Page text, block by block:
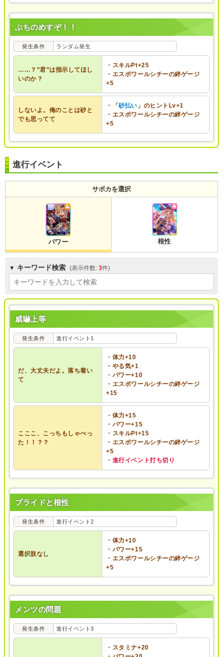
ぶちのめすぞ！！
発生条件 ランダム発生
……？”君”は指示してほし
いのか？
・スキルPt+25
・エスポワールシチーの絆ゲージ
+5
しないよ。俺のことは砂と
でも思ってて
・「砂払い 」のヒントLv+1
・エスポワールシチーの絆ゲージ
+5
進行イベント
サポカを選択
パワー 根性
キーワード検索 3
威嚇上等
発生条件 進行イベント1
だ、大丈夫だよ。落ち着い
て
・体力+10
・やる気+1
・パワー+10
・エスポワールシチーの絆ゲージ
+15
こここ、こっちもしゃべっ
た！！？？
・体力+15
・パワー+15
・スキルPt+15
・エスポワールシチーの絆ゲージ
+5
・ 進行イベント打ち切り
プライドと根性
発生条件 進行イベント2
選択肢なし
・体力+10
・パワー+15
・エスポワールシチーの絆ゲージ
+5
メンツの問題
発生条件 進行イベント3
・スタミナ+20